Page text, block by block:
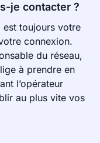
je contacter ?
est toujours votre
connexion.
du réseau,
à prendre en
l’opérateur
au plus vite vos